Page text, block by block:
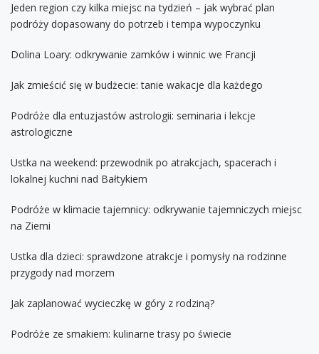
Jeden region czy kilka miejsc na tydzień – jak wybrać plan
podróży dopasowany do potrzeb i tempa wypoczynku
Dolina Loary: odkrywanie zamków i winnic we Francji
Jak zmieścić się w budżecie: tanie wakacje dla każdego
Podróże dla entuzjastów astrologii: seminaria i lekcje
astrologiczne
Ustka na weekend: przewodnik po atrakcjach, spacerach i
lokalnej kuchni nad Bałtykiem
Podróże w klimacie tajemnicy: odkrywanie tajemniczych miejsc
na Ziemi
Ustka dla dzieci: sprawdzone atrakcje i pomysły na rodzinne
przygody nad morzem
Jak zaplanować wycieczkę w góry z rodziną?
Podróże ze smakiem: kulinarne trasy po świecie